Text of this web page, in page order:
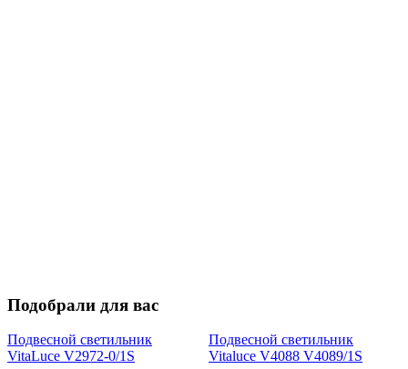
Подобрали для вас
Подвесной светильник
VitaLuce V2972-0/1S
Подвесной светильник
Vitaluce V4088 V4089/1S